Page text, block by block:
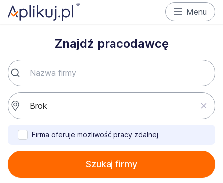
Menu
Znajdź pracodawcę
Firma oferuje możliwość pracy zdalnej
Szukaj firmy